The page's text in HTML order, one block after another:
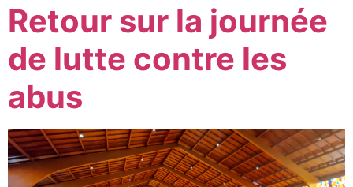
Retour sur la journée
de lutte contre les
abus